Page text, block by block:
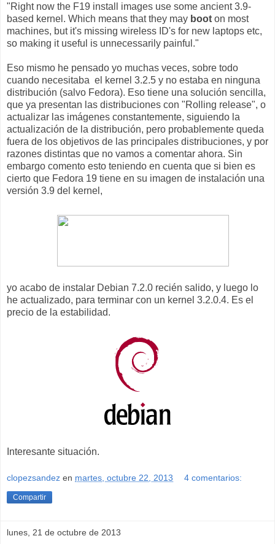
"Right now the F19 install images use some ancient 3.9-
based kernel. Which means that they may boot on most
machines, but it's missing wireless ID's for new laptops etc,
so making it useful is unnecessarily painful."
Eso mismo he pensado yo muchas veces, sobre todo
cuando necesitaba el kernel 3.2.5 y no estaba en ninguna
distribución (salvo Fedora). Eso tiene una solución sencilla,
que ya presentan las distribuciones con "Rolling release", o
actualizar las imágenes constantemente, siguiendo la
actualización de la distribución, pero probablemente queda
fuera de los objetivos de las principales distribuciones, y por
razones distintas que no vamos a comentar ahora. Sin
embargo comento esto teniendo en cuenta que si bien es
cierto que Fedora 19 tiene en su imagen de instalación una
versión 3.9 del kernel,
yo acabo de instalar Debian 7.2.0 recién salido, y luego lo
he actualizado, para terminar con un kernel 3.2.0.4. Es el
precio de la estabilidad.
Interesante situación.
clopezsandez en martes, octubre 22, 2013 4 comentarios:
Compartir
lunes, 21 de octubre de 2013